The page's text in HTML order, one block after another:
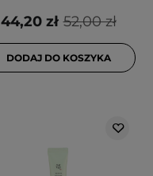
52,00 zł
44,20 zł
DODAJ DO KOSZYKA